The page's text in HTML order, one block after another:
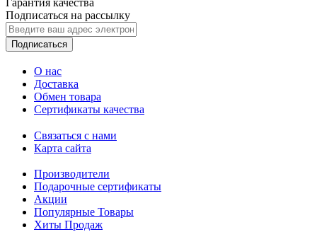
Гарантия качества
Подписаться на рассылку
Подписаться
О нас
Доставка
Обмен товара
Сертификаты качества
Связаться с нами
Карта сайта
Производители
Подарочные сертификаты
Акции
Популярные Товары
Хиты Продаж